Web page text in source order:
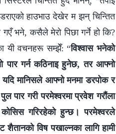
हाउभाउ देखेर म झन् चिन्तित
भने, कसैले मेरो पिछा गर्ने हो कि?
यी वचनहरू सम्झेँ: “विश्‍वास भनेको
पार गर्न कठिनाइ हुनेछ, तर आफ्नो
मानिसले आफ्नो मनमा डरपोक र
पार गरी परमेश्‍वरमा प्रवेश गरौंला
गरिरहेको हुन्छ। परमेश्‍वरले
शैतानको विष पखाल्नका लागि हामी